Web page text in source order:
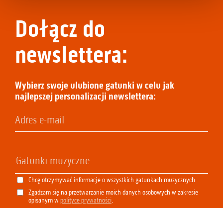
Dołącz do
newslettera:
Wybierz swoje ulubione gatunki w celu jak
najlepszej personalizacji newslettera:
Chcę otrzymywać informacje o wszystkich gatunkach muzycznych
Zgadzam się na przetwarzanie moich danych osobowych w zakresie
opisanym w polityce prywatności.